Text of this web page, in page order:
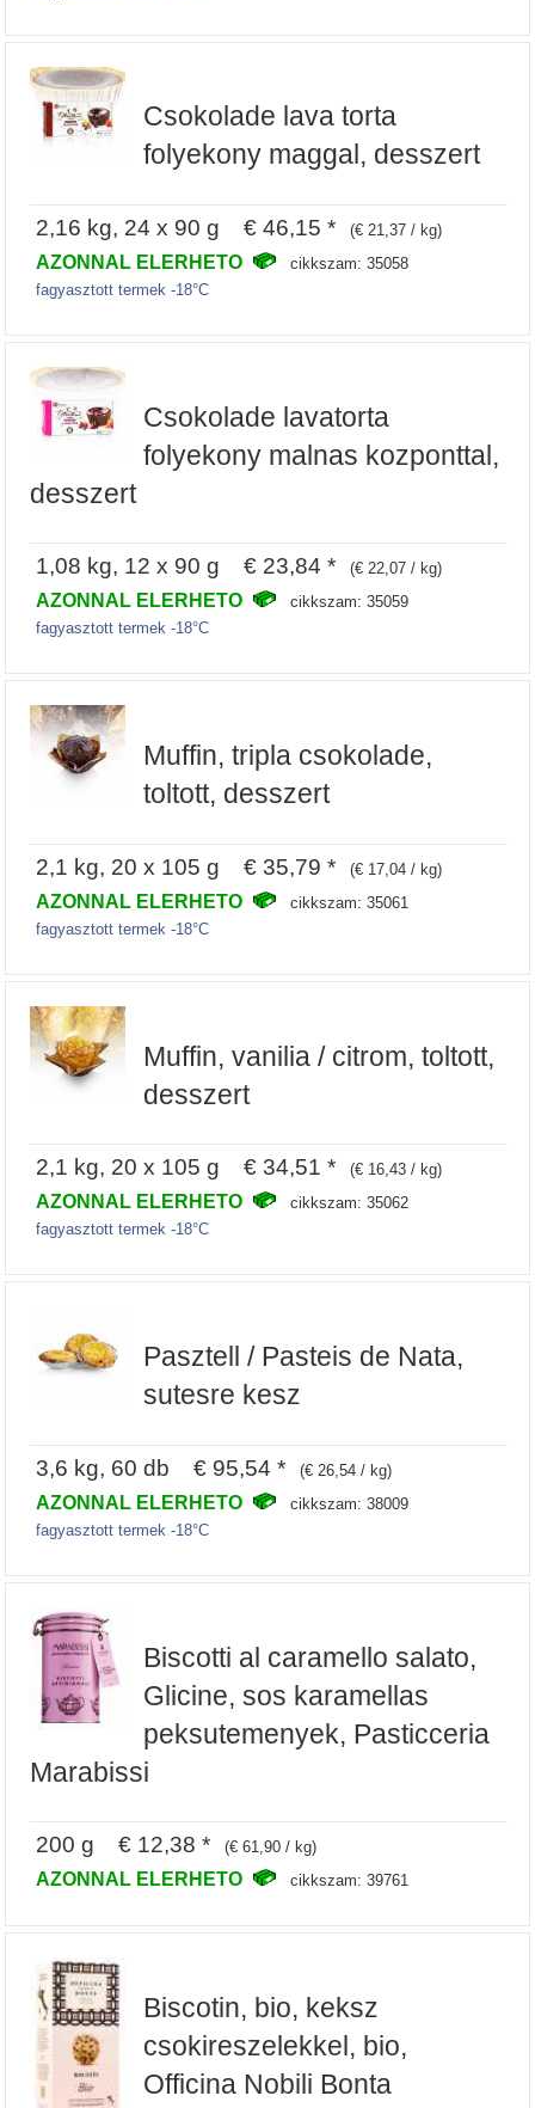
Csokolade lava torta
folyekony maggal, desszert
2,16 kg, 24 x 90 g € 46,15 * (€ 21,37 / kg)
AZONNAL ELERHETO
cikkszam: 35058
fagyasztott termek -18°C
Csokolade lavatorta
folyekony malnas kozponttal,
desszert
1,08 kg, 12 x 90 g € 23,84 * (€ 22,07 / kg)
AZONNAL ELERHETO
cikkszam: 35059
fagyasztott termek -18°C
Muffin, tripla csokolade,
toltott, desszert
2,1 kg, 20 x 105 g € 35,79 * (€ 17,04 / kg)
AZONNAL ELERHETO
cikkszam: 35061
fagyasztott termek -18°C
Muffin, vanilia / citrom, toltott,
desszert
2,1 kg, 20 x 105 g € 34,51 * (€ 16,43 / kg)
AZONNAL ELERHETO
cikkszam: 35062
fagyasztott termek -18°C
Pasztell / Pasteis de Nata,
sutesre kesz
3,6 kg, 60 db € 95,54 * (€ 26,54 / kg)
AZONNAL ELERHETO
cikkszam: 38009
fagyasztott termek -18°C
Biscotti al caramello salato,
Glicine, sos karamellas
peksutemenyek, Pasticceria
Marabissi
200 g € 12,38 * (€ 61,90 / kg)
AZONNAL ELERHETO cikkszam: 39761
Biscotin, bio, keksz
csokireszelekkel, bio,
Officina Nobili Bonta